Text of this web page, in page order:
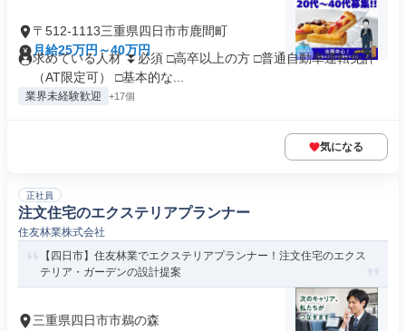
〒512-1113三重県四日市市鹿間町
月給25万円～40万円
求めている人材 ⏬必須 □高卒以上の方 □普通自動車運転免許
（AT限定可） □基本的な...
業界未経験歓迎 +17個
気になる
正社員
注文住宅のエクステリアプランナー
住友林業株式会社
【四日市】住友林業でエクステリアプランナー！注文住宅のエクス
テリア・ガーデンの設計提案
三重県四日市市鵜の森